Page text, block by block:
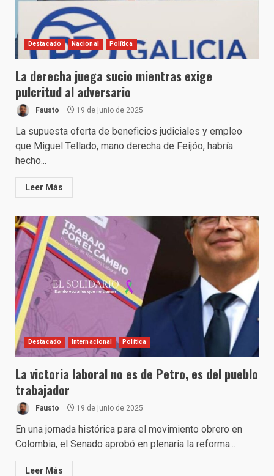
Destacado Nacional Política
La derecha juega sucio mientras exige
pulcritud al adversario
Fausto 19 de junio de 2025
La supuesta oferta de beneficios judiciales y empleo
que Miguel Tellado, mano derecha de Feijóo, habría
hecho...
Leer Más
Destacado Internacional Política
La victoria laboral no es de Petro, es del pueblo
trabajador
Fausto 19 de junio de 2025
En una jornada histórica para el movimiento obrero en
Colombia, el Senado aprobó en plenaria la reforma...
Leer Más